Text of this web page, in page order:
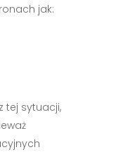
jak:
tej sytuacji,